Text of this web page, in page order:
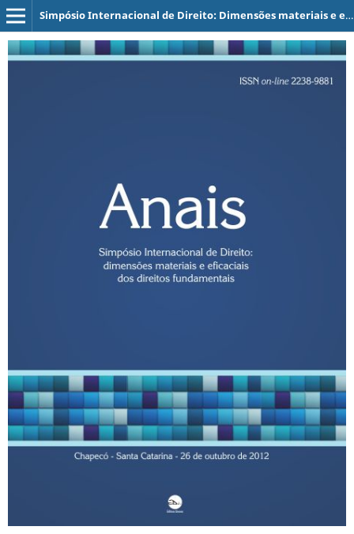
Simpósio Internacional de Direito: Dimensões materiais e eficaciais dos direitos fundamentais